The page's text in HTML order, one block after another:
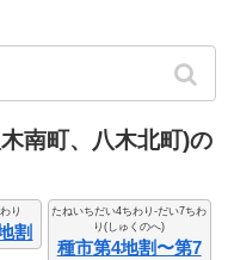
南町、八木北町)の
り
割
たねいちだい4ちわり-だい7ちわ
り(しゅくのへ)
種市第4地割〜第7